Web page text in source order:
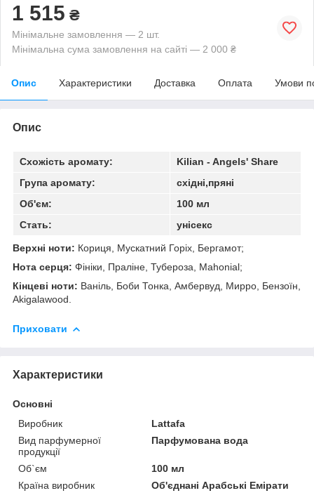
1 515 ₴
Мінімальне замовлення — 2 шт.
Мінімальна сума замовлення на сайті — 2 000 ₴
Опис Характеристики Доставка Оплата Умови
Опис
Схожість аромату:
Kilian - Angels' Share
Група аромату:
східні,пряні
Об'єм:
100 мл
Стать:
унісекс
Верхні ноти: Кориця, Мускатний Горіх, Бергамот;
Нота серця: Фініки, Праліне, Тубероза, Mahonial;
Кінцеві ноти: Ваніль, Боби Тонка, Амбервуд, Мирро, Бензоїн,
Akigalawood.
Приховати
Характеристики
Основні
Виробник
Lattafa
Вид парфумерної
продукції
Парфумована вода
Об`єм
100 мл
Країна виробник
Об'єднані Арабські Емірати